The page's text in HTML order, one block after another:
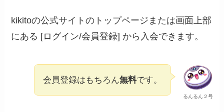
kikitoの公式サイトのトップページまたは画面上部
にある [ログイン/会員登録] から入会できます。
るんるん２号
会員登録はもちろん無料です。